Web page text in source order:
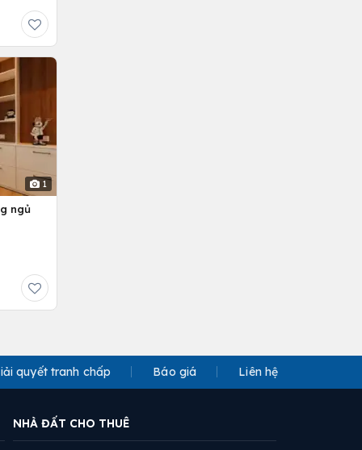
1
ngủ
quyết tranh chấp Báo giá Liên hệ
NHÀ ĐẤT CHO THUÊ